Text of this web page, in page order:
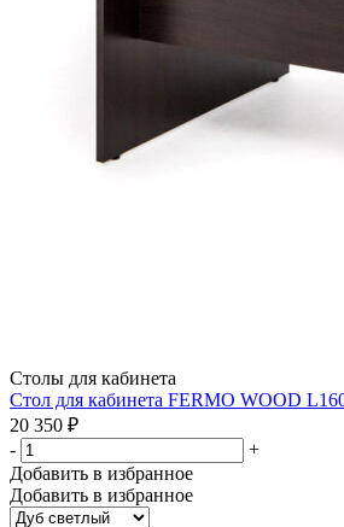
Столы для кабинета
Стол для кабинета FERMO WOOD
20 350 ₽
-
+
Добавить в избранное
Добавить в избранное